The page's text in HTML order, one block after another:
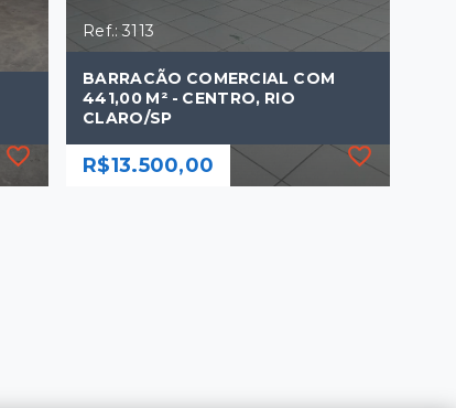
Ref.: 3113
BARRACÃO COMERCIAL COM
441,00 M² - CENTRO, RIO
CLARO/SP
R$13.500,00